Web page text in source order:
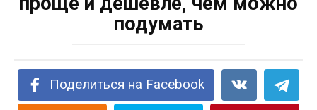
подумать
Поделиться на Facebook